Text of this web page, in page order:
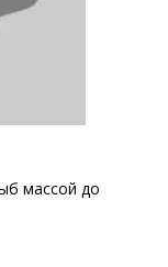
массой до